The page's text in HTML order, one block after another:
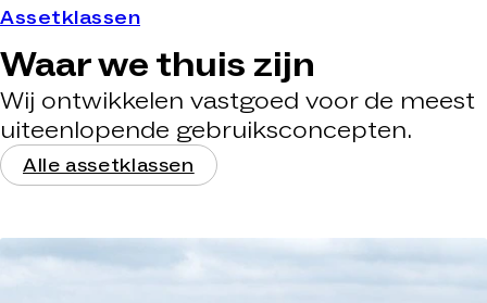
Assetklassen
Waar we thuis zijn
Wij ontwikkelen vastgoed voor de meest
uiteenlopende gebruiksconcepten.
Alle assetklassen